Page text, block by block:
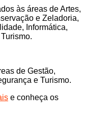
às áreas de Artes,
e Zeladoria,
Informática,
de Gestão,
e Turismo.
e conheça os